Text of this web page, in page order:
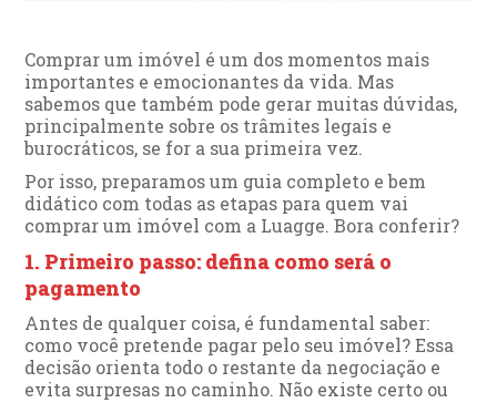
Comprar um imóvel é um dos momentos mais
importantes e emocionantes da vida. Mas
sabemos que também pode gerar muitas dúvidas,
principalmente sobre os trâmites legais e
burocráticos, se for a sua primeira vez.
Por isso, preparamos um guia completo e bem
didático com todas as etapas para quem vai
comprar um imóvel com a Luagge. Bora conferir?
1. Primeiro passo: defina como será o
pagamento
Antes de qualquer coisa, é fundamental saber:
como você pretende pagar pelo seu imóvel? Essa
decisão orienta todo o restante da negociação e
evita surpresas no caminho. Não existe certo ou